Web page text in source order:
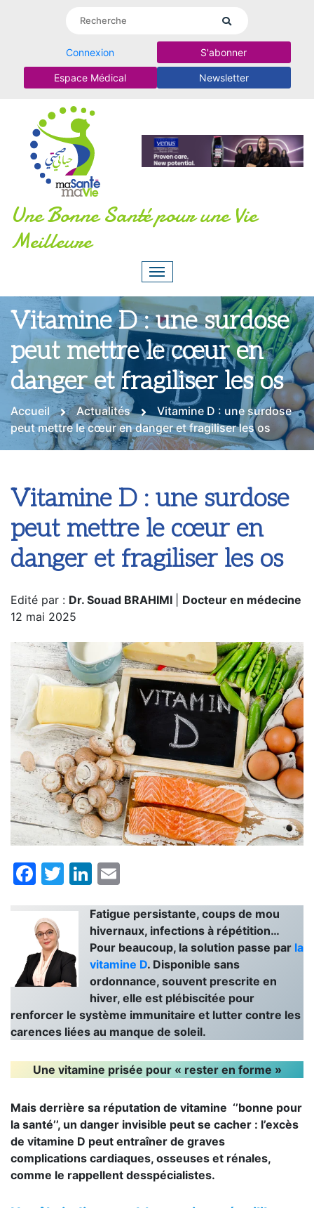
Connexion S'abonner
Espace Médical Newsletter
Une Bonne Santé pour une Vie
Meilleure
Vitamine D : une surdose
peut mettre le cœur en
danger et fragiliser les os
Accueil Actualités
Vitamine D : une surdose
peut mettre le cœur en danger et fragiliser les os
Vitamine D : une surdose
peut mettre le cœur en
danger et fragiliser les os
Edité par : Dr. Souad BRAHIMI
Docteur en médecine
12 mai 2025
Facebook
TwitterLinkedIn
Fatigue persistante, coups de mou
hivernaux, infections à répétition…
Pour beaucoup, la solution passe par la
vitamine D. Disponible sans
ordonnance, souvent prescrite en
hiver, elle est plébiscitée pour
renforcer le système immunitaire et lutter contre les
carences liées au manque de soleil.
Une vitamine prisée pour « rester en forme »
Mais derrière sa réputation de vitamine ‘’bonne pour
la santé’’, un danger invisible peut se cacher : l’excès
de vitamine D peut entraîner de graves
complications cardiaques, osseuses et rénales,
comme le rappellent desspécialistes.